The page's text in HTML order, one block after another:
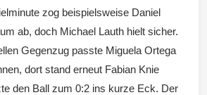
V.
zog beispielsweise Daniel
ab, doch Michael Lauth hielt sicher.
Gegenzug passte Miguela Ortega
dort stand erneut Fabian Knie
den Ball zum 0:2 ins kurze Eck. Der